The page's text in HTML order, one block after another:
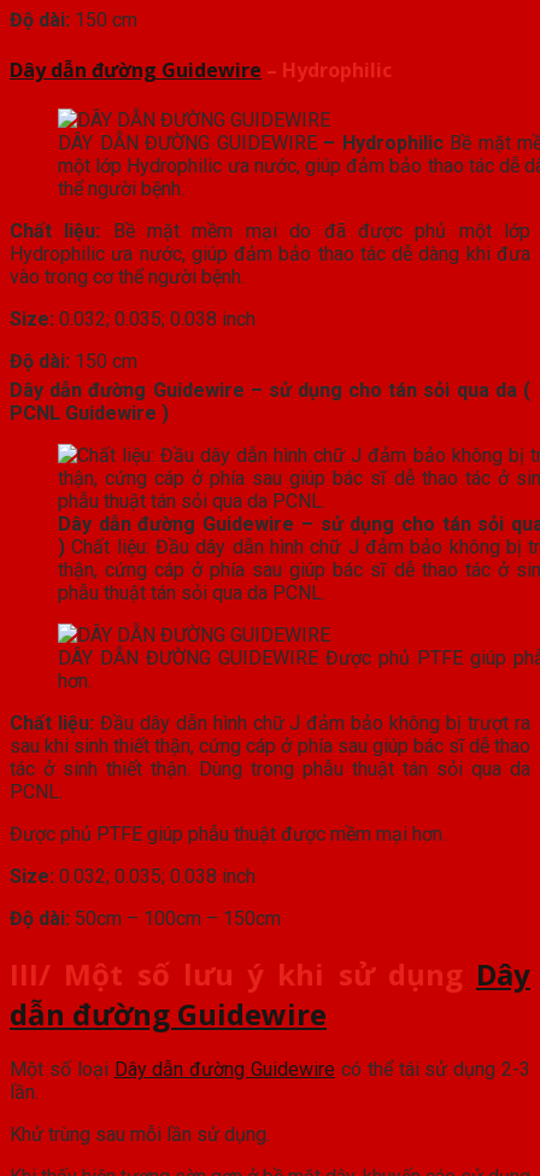
Độ dài: 150 cm
Dây dẫn đường Guidewire – Hydrophilic
DÂY DẪN ĐƯỜNG GUIDEWIRE – HydrophilicBề mặt
một lớp Hydrophilic ưa nước, giúp đảm bảo thao tác dễ
thể người bệnh.
Chất liệu: Bề mặt mềm mại do đã được phủ một lớp
Hydrophilic ưa nước, giúp đảm bảo thao tác dễ dàng khi đưa
vào trong cơ thể người bệnh.
Size: 0.032; 0.035; 0.038 inch
Độ dài: 150 cm
Dây dẫn đường Guidewire – sử dụng cho tán sỏi qua da (
PCNL Guidewire )
Dây dẫn đường Guidewire – sử dụng cho tán sỏi
)Chất liệu: Đầu dây dẫn hình chữ J đảm bảo không bị
thận, cứng cáp ở phía sau giúp bác sĩ dễ thao tác ở
phẫu thuật tán sỏi qua da PCNL.
DÂY DẪN ĐƯỜNG GUIDEWIRE Được phủ PTFE giúp
hơn.
Chất liệu: Đầu dây dẫn hình chữ J đảm bảo không bị trượt ra
sau khi sinh thiết thận, cứng cáp ở phía sau giúp bác sĩ dễ thao
tác ở sinh thiết thận. Dùng trong phẫu thuật tán sỏi qua da
PCNL.
Được phủ PTFE giúp phẫu thuật được mềm mại hơn.
Size: 0.032; 0.035; 0.038 inch
Độ dài: 50cm – 100cm – 150cm
III/ Một số lưu ý khi sử dụng Dây
dẫn đường Guidewire
Một số loại Dây dẫn đường Guidewire có thể tái sử dụng 2-3
lần.
Khử trùng sau mỗi lần sử dụng.